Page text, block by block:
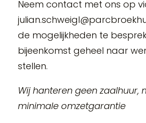
Neem contact met ons op
de mogelijkheden te
bijeenkomst geheel naar
stellen.
Wij hanteren geen zaalhuur,
minimale omzetgarantie